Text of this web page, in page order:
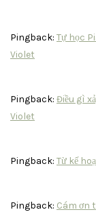
Pingback: Tự học
Violet
Pingback: Điều gì
Violet
Pingback: Từ kế
Pingback: Cám ơn